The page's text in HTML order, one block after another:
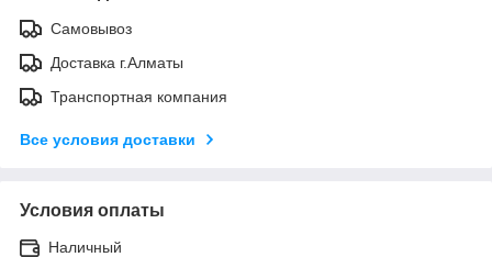
Самовывоз
Доставка г.Алматы
Транспортная компания
Все условия доставки
Условия оплаты
Наличный